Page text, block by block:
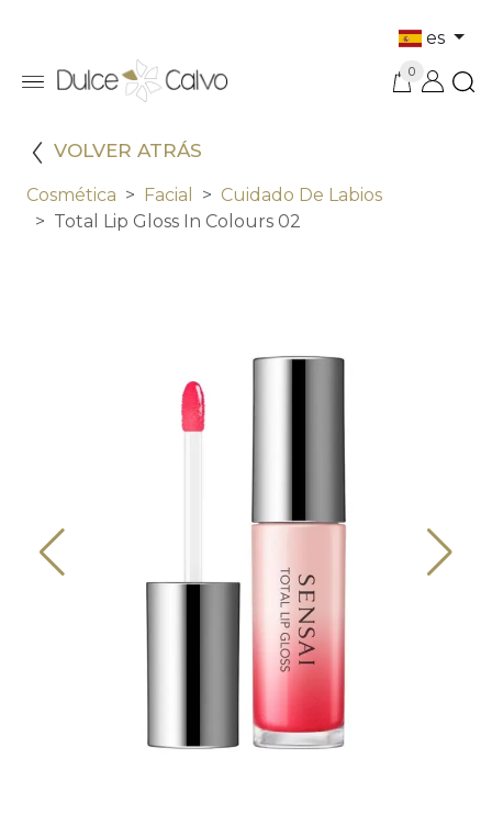
es
0
VOLVER ATRÁS
Cosmética Facial
Cuidado De Labios
Total Lip Gloss In Colours 02